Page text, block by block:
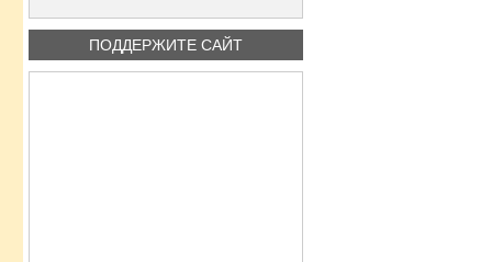
ПОДДЕРЖИТЕ САЙТ